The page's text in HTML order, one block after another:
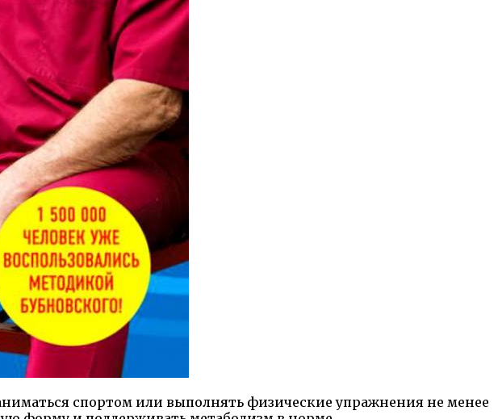
спортом или выполнять физические упражнения не менее